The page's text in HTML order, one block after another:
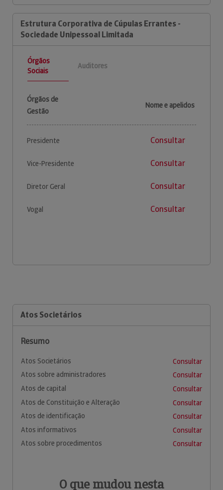
Estrutura Corporativa de Cúpulas Errantes -
Sociedade Unipessoal Limitada
Órgãos
Sociais
Auditores
Órgãos de
Gestão
Nome e apelidos
Presidente Consultar
Vice-Presidente Consultar
Diretor Geral Consultar
Vogal Consultar
Atos Societários
Resumo
Atos Societários
Consultar
Atos sobre administradores
Consultar
Atos de capital
Consultar
Atos de Constituição e Alteração
Consultar
Atos de identificação
Consultar
Atos informativos
Consultar
Atos sobre procedimentos
Consultar
O que mudou nesta